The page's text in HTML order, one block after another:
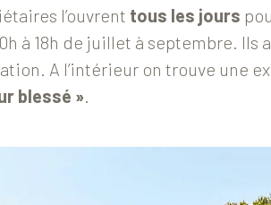
l’ouvrent tous les jours
à 18h de juillet à septembre. Ils
A l’intérieur on trouve une
blessé »